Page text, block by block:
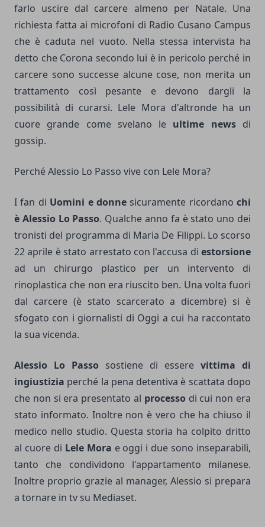
farlo uscire dal carcere almeno per Natale. Una
richiesta fatta ai microfoni di Radio Cusano Campus
che è caduta nel vuoto. Nella stessa intervista ha
detto che Corona secondo lui è in pericolo perché in
carcere sono successe alcune cose, non merita un
trattamento così pesante e devono dargli la
possibilità di curarsi. Lele Mora d'altronde ha un
cuore grande come svelano le ultime newsdi
gossip.
Perché Alessio Lo Passo vive con Lele Mora?
I fan di Uomini e donnesicuramente ricordano chi
è Alessio Lo Passo. Qualche anno fa è stato uno dei
tronisti del programma di Maria De Filippi. Lo scorso
22 aprile è stato arrestato con l'accusa di estorsione
ad un chirurgo plastico per un intervento di
rinoplastica che non era riuscito ben. Una volta fuori
dal carcere (è stato scarcerato a dicembre) si è
sfogato con i giornalisti di Oggi a cui ha raccontato
la sua vicenda.
Alessio Lo Passo sostiene di essere vittima di
ingiustizia perché la pena detentiva è scattata dopo
che non si era presentato al processo di cui non era
stato informato. Inoltre non è vero che ha chiuso il
medico nello studio. Questa storia ha colpito dritto
al cuore di Lele Mora e oggi i due sono inseparabili,
tanto che condividono l'appartamento milanese.
Inoltre proprio grazie al manager, Alessio si prepara
a tornare in tv su Mediaset.